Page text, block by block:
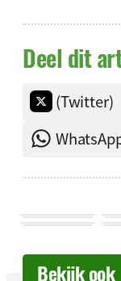
Deel dit
(Twitter)
Bekijk ook